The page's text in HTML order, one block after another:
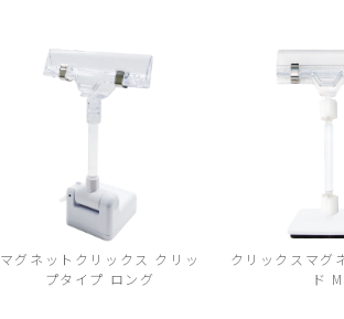
マグネットクリックス クリッ
プタイプ ロング
クリックスマグ
ド M